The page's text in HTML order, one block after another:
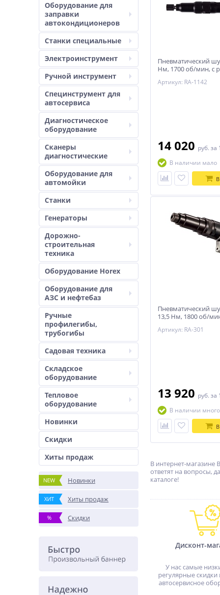
Оборудование для
заправки
автокондиционеров
Станки специальные
Электроинструмент
Ручной инструмент
Специнструмент для
автосервиса
Диагностическое
оборудование
Сканеры
диагностические
Оборудование для
автомойки
Станки
Генераторы
Дорожно-
строительная
техника
Оборудование Horex
Оборудование для
АЗС и нефтебаз
Ручные
профилегибы,
трубогибы
Садовая техника
Складское
оборудование
Тепловое
оборудование
Новинки
Скидки
Хиты продаж
NEW Новинки
ХИТ Хиты продаж
% Скидки
Пневматический
Нм, 1700 об/мин, с
мощности MIGHTY
1142
Артикул: RA-1142
14 020 руб. за
В наличии мало
Пневматический
13,5 Нм, 1800 об/
пистолетная
SEVEN RA-301
Артикул: RA-301
13 920 руб. за
В наличии много
В интернет-магазине
ответят на вопросы,
каталоге!
Дисконт-
У нас самые
регулярные скидки
автосервисное